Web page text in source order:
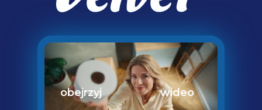
obejrzyj wideo